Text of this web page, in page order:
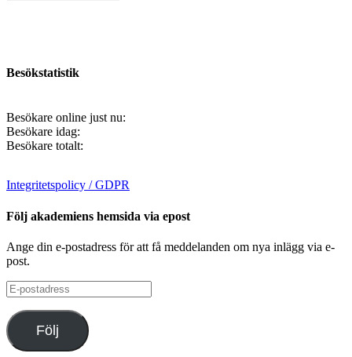
Besökstatistik
Besökare online just nu:
Besökare idag:
Besökare totalt:
Integritetspolicy / GDPR
Följ akademiens hemsida via epost
Ange din e-postadress för att få meddelanden om nya inlägg via e-
post.
E-
postadress
Följ